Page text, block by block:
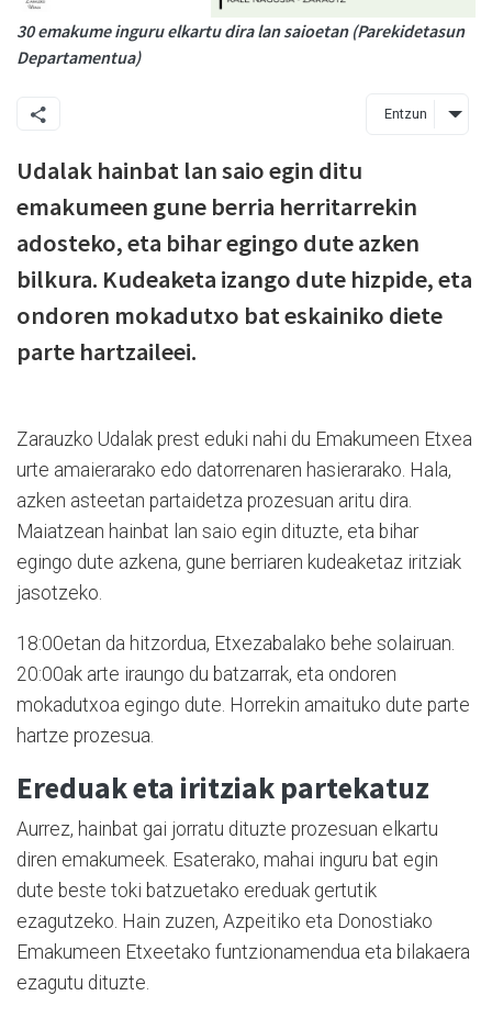
30 emakume inguru elkartu dira lan saioetan (Parekidetasun
Departamentua)
Entzun
Udalak hainbat lan saio egin ditu
emakumeen gune berria herritarrekin
adosteko, eta bihar egingo dute azken
bilkura. Kudeaketa izango dute hizpide, eta
ondoren mokadutxo bat eskainiko diete
parte hartzaileei.
Zarauzko Udalak prest eduki nahi du Emakumeen Etxea
urte amaierarako edo datorrenaren hasierarako. Hala,
azken asteetan partaidetza prozesuan aritu dira.
Maiatzean hainbat lan saio egin dituzte, eta bihar
egingo dute azkena, gune berriaren kudeaketaz iritziak
jasotzeko.
18:00etan da hitzordua, Etxezabalako behe solairuan.
20:00ak arte iraungo du batzarrak, eta ondoren
mokadutxoa egingo dute. Horrekin amaituko dute parte
hartze prozesua.
Ereduak eta iritziak partekatuz
Aurrez, hainbat gai jorratu dituzte prozesuan elkartu
diren emakumeek. Esaterako, mahai inguru bat egin
dute beste toki batzuetako ereduak gertutik
ezagutzeko. Hain zuzen, Azpeitiko eta Donostiako
Emakumeen Etxeetako funtzionamendua eta bilakaera
ezagutu dituzte.